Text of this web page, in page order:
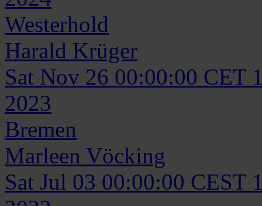
Westerhold
Harald Krüger
Sat Nov 26 00:00:00 CET
2023
Bremen
Marleen Vöcking
Sat Jul 03 00:00:00 CEST